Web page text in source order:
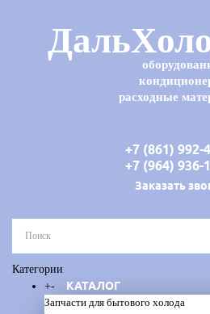
расходные
+7 (861) 992-
+7 (964) 936-
Заказать
Категории
+- КАТАЛОГ
Запчасти для бытового холода